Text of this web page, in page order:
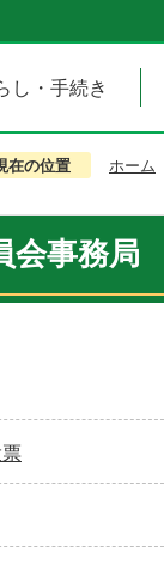
し・手続き
在の位置 ホーム
会事務局